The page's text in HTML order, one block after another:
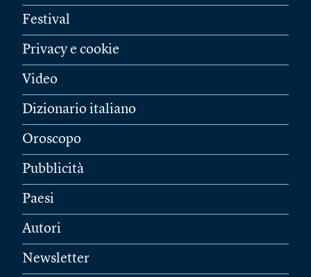
Festival
Privacy e cookie
Video
Dizionario italiano
Oroscopo
Pubblicità
Paesi
Autori
Newsletter